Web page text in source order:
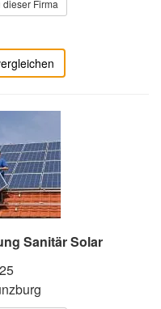
Firma
Sanitär Solar